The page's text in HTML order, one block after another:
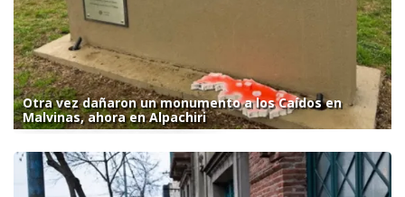
Otra vez dañaron un monumento a los Caídos en
Malvinas, ahora en Alpachiri